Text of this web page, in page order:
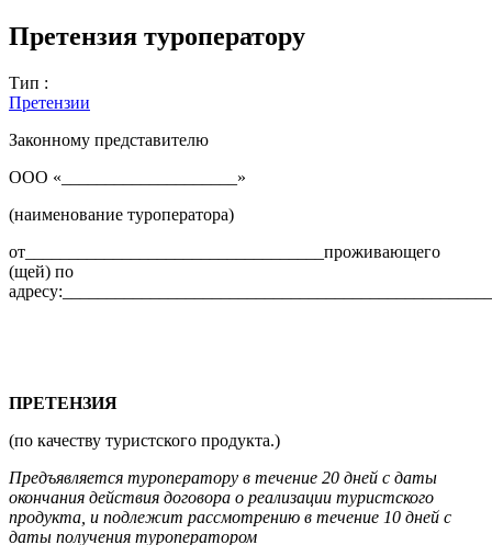
Претензия туроператору
Тип :
Претензии
Законному представителю
ООО «____________________»
(наименование туроператора)
от__________________________________проживающего
(щей) по
ПРЕТЕНЗИЯ
(по качеству туристского продукта.)
Предъявляется туроператору в течение 20 дней с даты
окончания действия договора о реализации туристского
продукта, и подлежит рассмотрению в течение 10 дней с
даты получения туроператором